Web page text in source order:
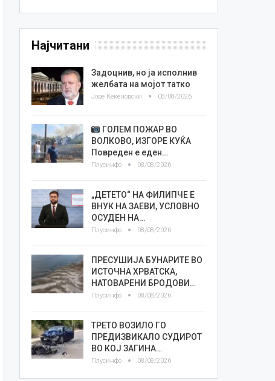
Најчитани
Задоцнив, но ја исполнив
желбата на мојот татко
Јове Кекеновски 08/08/2026
ГОЛЕМ ПОЖАР ВО
ВОЛКОВО, ИЗГОРЕ КУЌА
Повреден е еден…
Плусинфо 08/08/2026
„ДЕТЕТО“ НА ФИЛИПЧЕ Е
ВНУК НА ЗАЕВИ, УСЛОВНО
ОСУДЕН НА…
Плусинфо 08/08/2026
ПРЕСУШИЈА БУНАРИТЕ ВО
ИСТОЧНА ХРВАТСКА,
НАТОВАРЕНИ БРОДОВИ…
Плусинфо 08/08/2026
ТРЕТО ВОЗИЛО ГО
ПРЕДИЗВИКАЛО СУДИРОТ
ВО КОЈ ЗАГИНА…
Плусинфо 08/08/2026